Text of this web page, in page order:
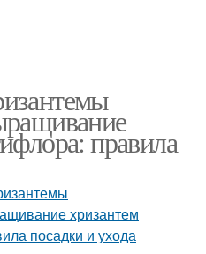
правила